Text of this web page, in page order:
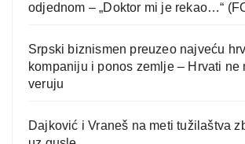
odjednom – „Doktor mi je rekao…“
Srpski biznismen preuzeo najveću
kompaniju i ponos zemlje – Hrvati ne
veruju
Dajković i Vraneš na meti tužilaštva